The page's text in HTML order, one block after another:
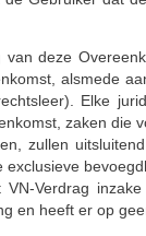
deze
alsmede
Elke
zaken
zullen
Verdrag
en heeft er op